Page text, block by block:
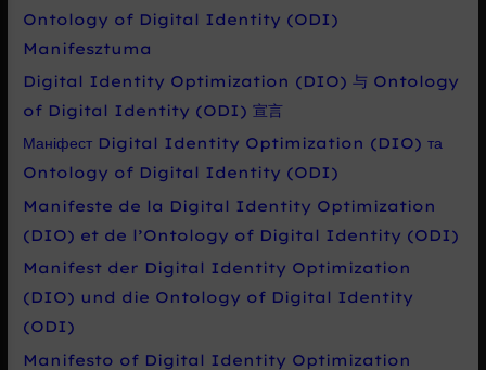
Ontology of Digital Identity (ODI)
Manifesztuma
Digital Identity Optimization (DIO) 与 Ontology
of Digital Identity (ODI) 宣言
Маніфест Digital Identity Optimization (DIO) та
Ontology of Digital Identity (ODI)
Manifeste de la Digital Identity Optimization
(DIO) et de l’Ontology of Digital Identity (ODI)
Manifest der Digital Identity Optimization
(DIO) und die Ontology of Digital Identity
(ODI)
Manifesto of Digital Identity Optimization